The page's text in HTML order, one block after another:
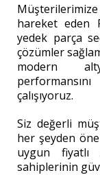
hareket eden
yedek parça
çözümler
modern
çalışıyoruz.
Siz değerli
her şeyden
uygun fiyatlı
sahiplerinin